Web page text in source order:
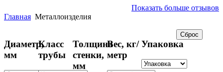
Показать больше отзывов
Главная Металлоизделия
Диаметр,
мм
Класс
трубы
Толщина
стенки,
мм
Вес, кг/
метр
Упаковка